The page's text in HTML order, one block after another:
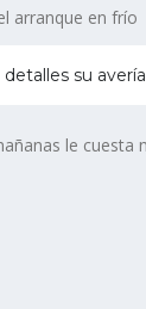
su avería